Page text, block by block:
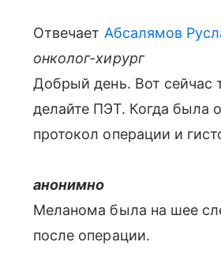
Отвечает Абсалямов
онколог-хирург
Добрый день. Вот сейчас
делайте ПЭТ. Когда была
протокол операции и
анонимно
Меланома была на шее
после операции.